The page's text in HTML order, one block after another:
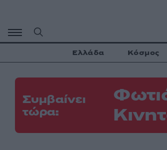
περιεχόμενο
Ελλάδα Κόσμος
Συμβαίνει
τώρα: